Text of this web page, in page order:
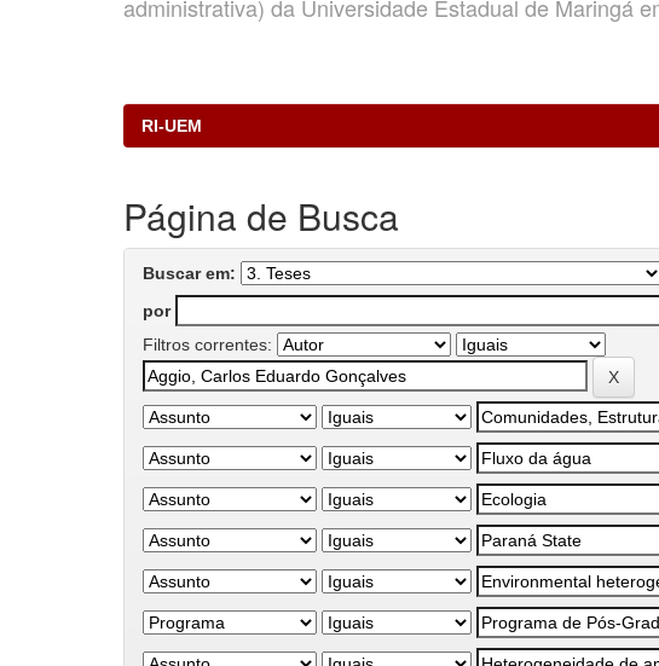
administrativa) da Universidade Estadual de Maringá
RI-UEM
Página de Busca
Buscar em:
por
Filtros correntes: